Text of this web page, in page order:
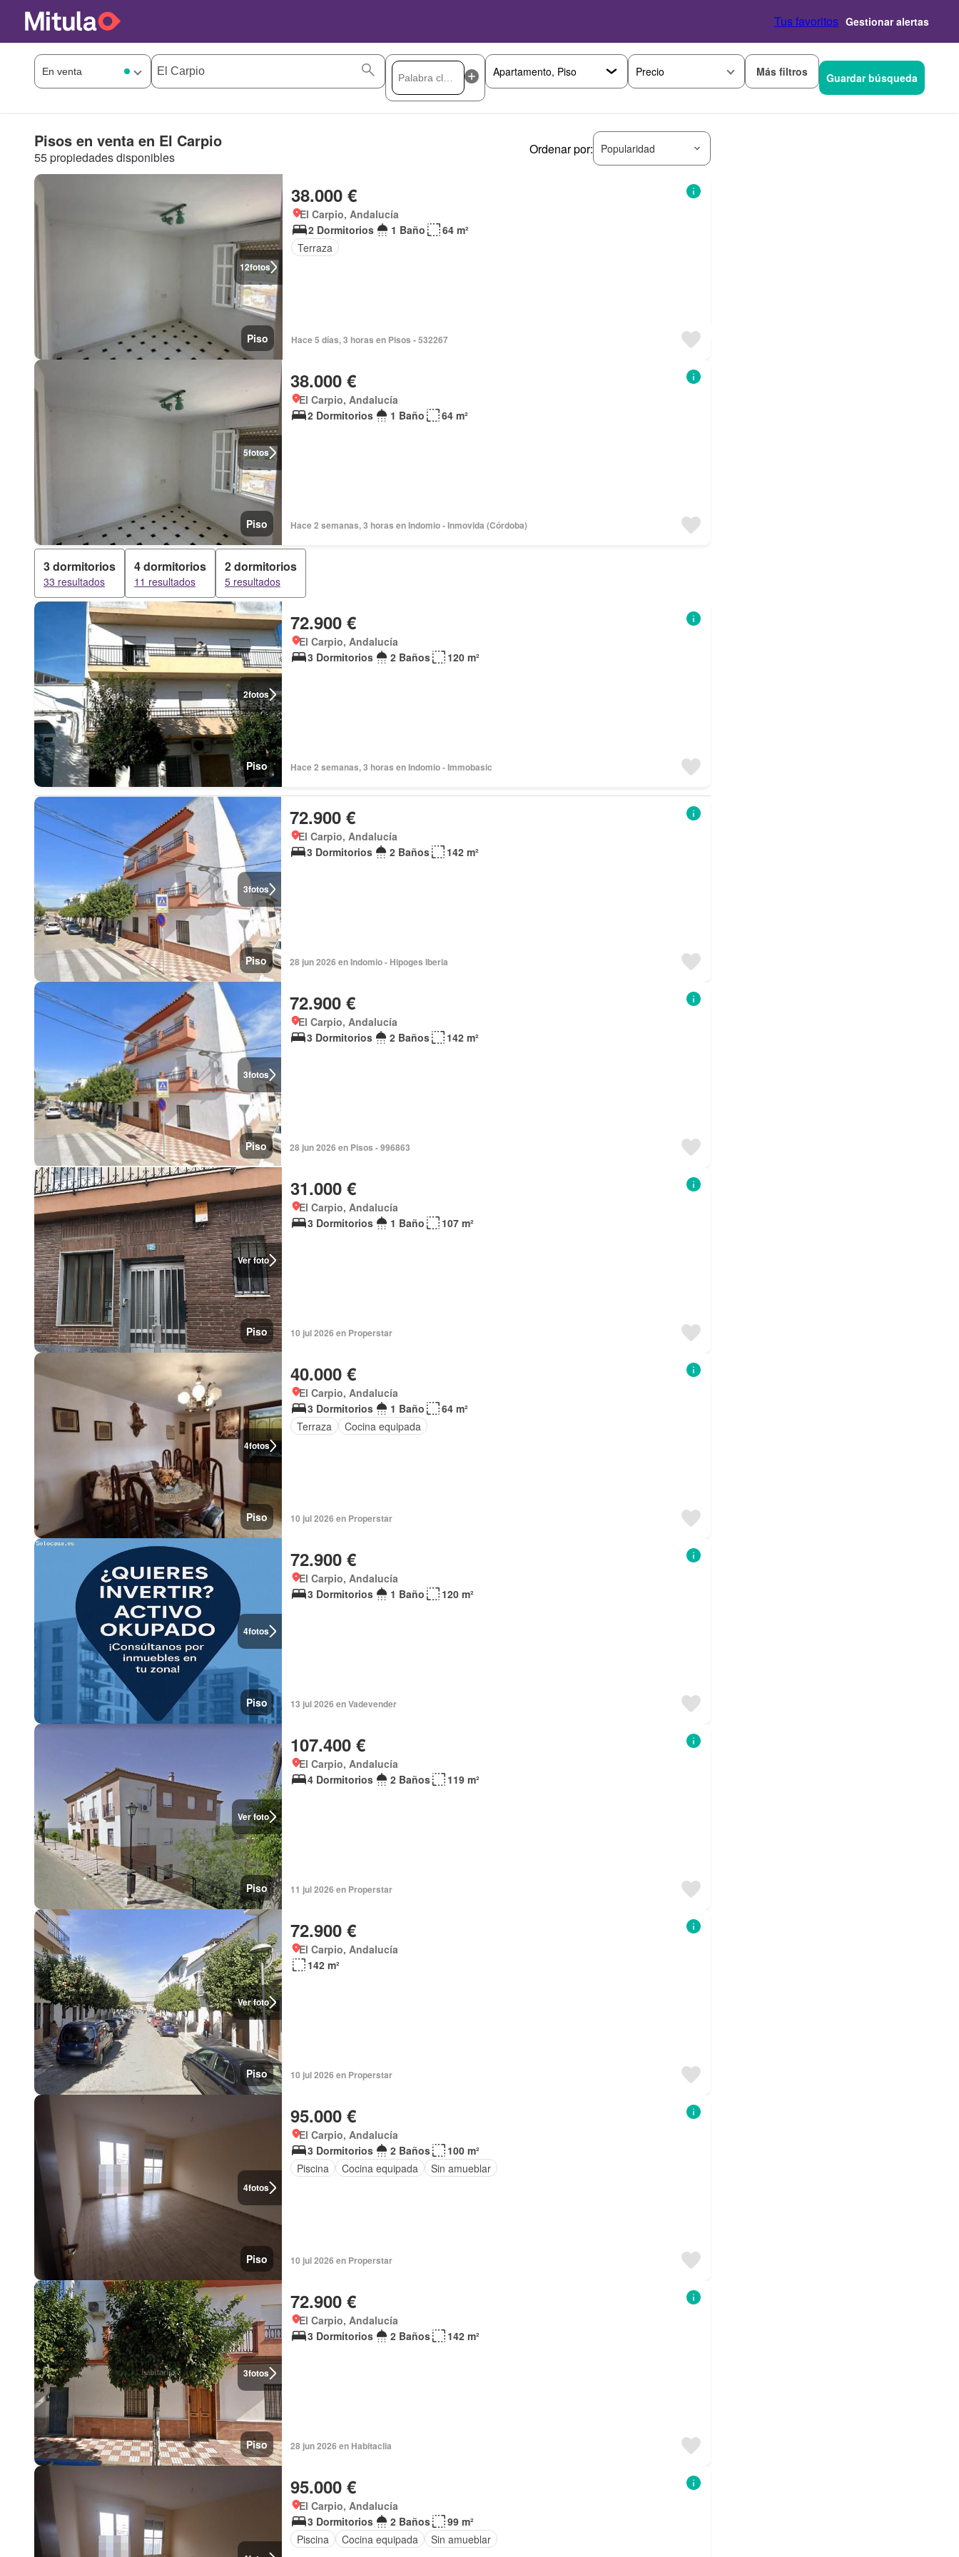
Tus favoritos Gestionar alertas
Precio Más filtros Guardar búsqueda
Pisos en venta en El Carpio
55 propiedades disponibles
Ordenar por: Popularidad
12fotos
Piso
38.000 €
El Carpio, Andalucía
2 Dormitorios
1 Baño
64 m²
Terraza
Hace 5 días, 3 horas en Pisos - 532267
5fotos
Piso
38.000 €
El Carpio, Andalucía
2 Dormitorios
1 Baño 64 m²
Hace 2 semanas, 3 horas en Indomio - Inmovida (Córdoba)
3 dormitorios
33 resultados
4 dormitorios
11 resultados
2 dormitorios
5 resultados
2fotos
Piso
72.900 €
El Carpio, Andalucía
3 Dormitorios
2 Baños 120 m²
Hace 2 semanas, 3 horas en Indomio - Immobasic
3fotos
Piso
72.900 €
El Carpio, Andalucía
3 Dormitorios
2 Baños 142 m²
28 jun 2026 en Indomio - Hipoges Iberia
3fotos
Piso
72.900 €
El Carpio, Andalucía
3 Dormitorios
2 Baños 142 m²
28 jun 2026 en Pisos - 996863
Ver foto
Piso
31.000 €
El Carpio, Andalucía
3 Dormitorios
1 Baño 107 m²
10 jul 2026 en Properstar
4fotos
Piso
40.000 €
El Carpio, Andalucía
3 Dormitorios
1 Baño
64 m²
Terraza
Cocina equipada
10 jul 2026 en Properstar
4fotos
Piso
72.900 €
El Carpio, Andalucía
3 Dormitorios
1 Baño 120 m²
13 jul 2026 en Vadevender
Ver foto
Piso
107.400 €
El Carpio, Andalucía
4 Dormitorios
2 Baños 119 m²
11 jul 2026 en Properstar
Ver foto
Piso
72.900 €
El Carpio, Andalucía
142 m²
10 jul 2026 en Properstar
4fotos
Piso
95.000 €
El Carpio, Andalucía
3 Dormitorios
2 Baños
100 m²
Piscina
Cocina equipada Sin amueblar
10 jul 2026 en Properstar
3fotos
Piso
72.900 €
El Carpio, Andalucía
3 Dormitorios
2 Baños 142 m²
28 jun 2026 en Habitaclia
95.000 €
El Carpio, Andalucía
3 Dormitorios
2 Baños
99 m²
Piscina
Cocina equipada Sin amueblar